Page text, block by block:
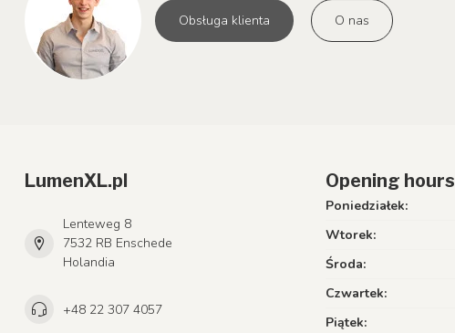
Obsługa klienta O nas
LumenXL.pl
Lenteweg 8
7532 RB Enschede
Holandia
+48 22 307 4057
Opening hours
Poniedziałek:
Wtorek:
Środa:
Czwartek:
Piątek: